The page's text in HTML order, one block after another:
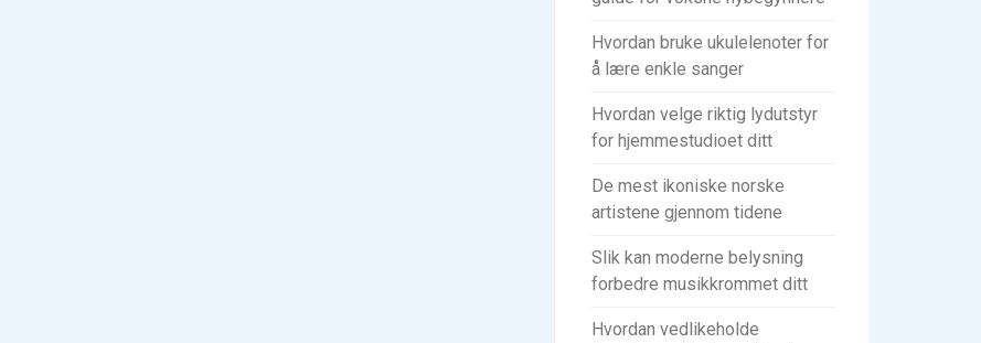
Hvordan bruke ukulelenoter for
å lære enkle sanger
Hvordan velge riktig lydutstyr
for hjemmestudioet ditt
De mest ikoniske norske
artistene gjennom tidene
Slik kan moderne belysning
forbedre musikkrommet ditt
Hvordan vedlikeholde